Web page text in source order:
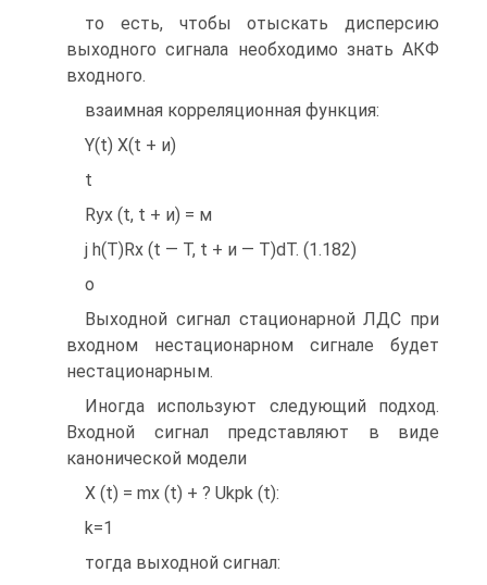
то есть, чтобы отыскать дисперсию
выходного сигнала необходимо знать АКФ
входного.
взаимная корреляционная функция:
Y(t) X(t + и)
t
Ryx (t, t + и) = м
j h(T)Rx (t — T, t + и — T)dT. (1.182)
о
Выходной сигнал стационарной ЛДС при
входном нестационарном сигнале будет
нестационарным.
Иногда используют следующий подход.
Входной сигнал представляют в виде
канонической модели
X (t) = mx (t) + ? Ukpk (t):
k=1
тогда выходной сигнал: